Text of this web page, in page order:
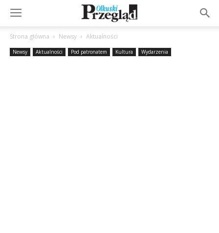
Strona główna Newsy Aktualności
Newsy Aktualności Pod patronatem Kultura Wydarzenia